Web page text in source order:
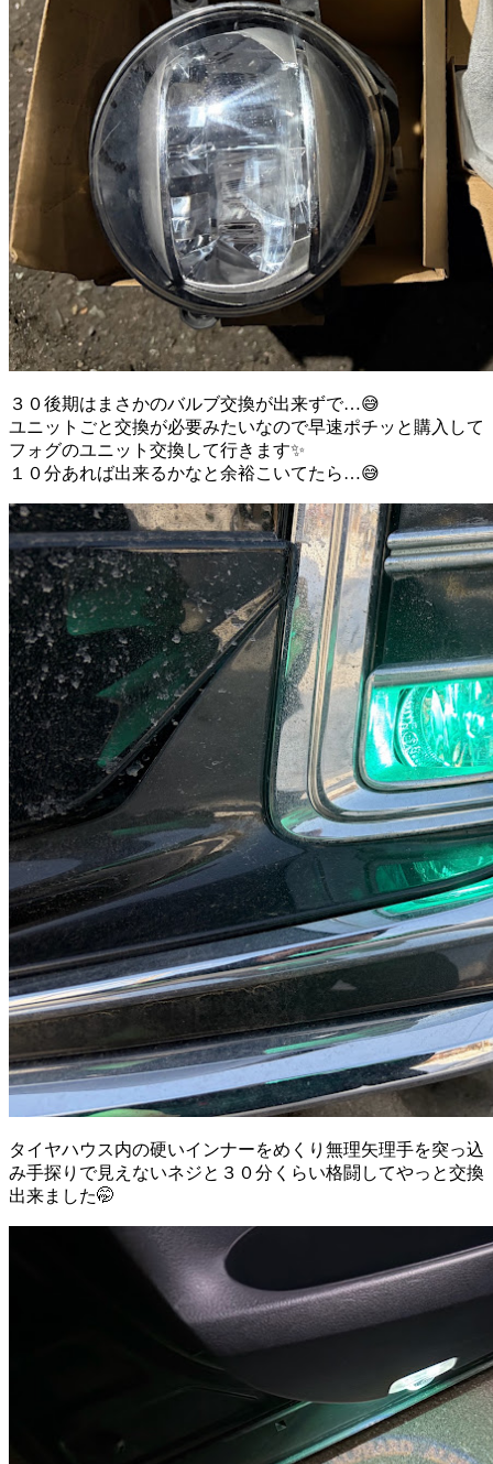
３０後期はまさかのバルブ交換が出来ずで…😅
ユニットごと交換が必要みたいなので早速ポチッと購入して
フォグのユニット交換して行きます✨
１０分あれば出来るかなと余裕こいてたら…😅
タイヤハウス内の硬いインナーをめくり無理矢理手を突っ込
み手探りで見えないネジと３０分くらい格闘してやっと交換
出来ました🤭